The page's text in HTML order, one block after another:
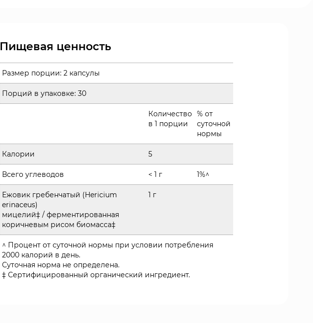
Пищевая ценность
Размер порции: 2 капсулы
Порций в упаковке: 30
Количество
в 1 порции
% от
суточной
нормы
Калории 5
Всего углеводов < 1 г 1%^
Ежовик гребенчатый (Hericium
erinaceus)
мицелий‡ / ферментированная
коричневым рисом биомасса‡
1 г
^ Процент от суточной нормы при условии потребления
2000 калорий в день.
Суточная норма не определена.
‡ Сертифицированный органический ингредиент.